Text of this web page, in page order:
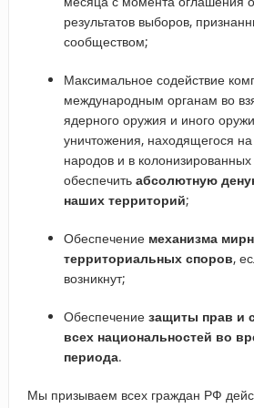
результатов выборов,
сообществом;
Максимальное содействие
международным органам во
ядерного оружия и иного
уничтожения, находящегося
народов и в
обеспечить абсолютную
наших территорий;
Обеспечение механизма
территориальных споров,
возникнут;
Обеспечение защиты прав и
всех национальностей во
периода.
Мы призываем всех граждан РФ